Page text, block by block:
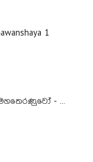
1
සම්බුදු සුවඳේ පහස ලත් අනඳ මහතෙරණුවෝ - Ananda Maha Theranuwo